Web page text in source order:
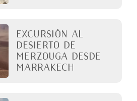
Excursión al
desierto de
Merzouga desde
Marrakech